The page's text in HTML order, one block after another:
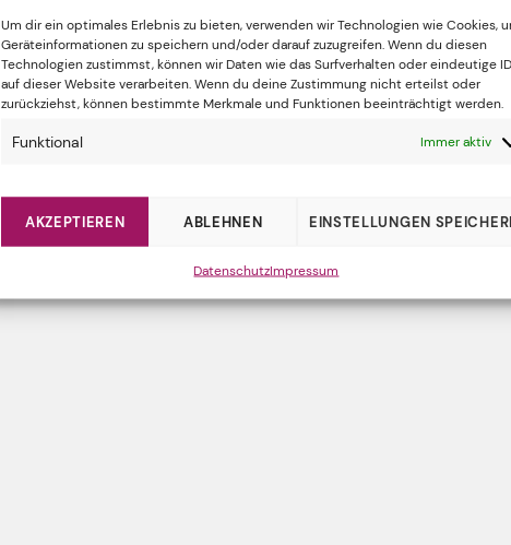
Um dir ein optimales Erlebnis zu bieten, verwenden wir Technologien wie Cookies,
Geräteinformationen zu speichern und/oder darauf zuzugreifen. Wenn du diesen
Technologien zustimmst, können wir Daten wie das Surfverhalten oder eindeutige
auf dieser Website verarbeiten. Wenn du deine Zustimmung nicht erteilst oder
zurückziehst, können bestimmte Merkmale und Funktionen beeinträchtigt werden.
Funktional Immer aktiv
AKZEPTIEREN ABLEHNEN EINSTELLUNGEN
DatenschutzImpressum
IMMER AUF DEM LAUFENDEN BLEIBEN?
ABONNIERE UNSEREN NEWSLETTER!